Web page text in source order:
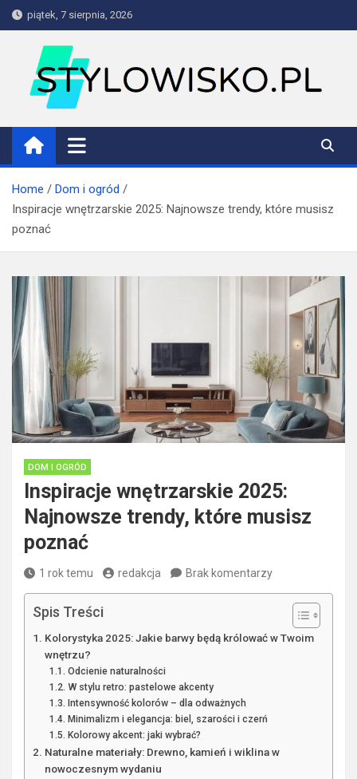
Skip
to
piątek, 7 sierpnia, 2026
stylowisko.pl
Blog
Home
Dom i ogród
Inspiracje wnętrzarskie 2025: Najnowsze trendy, które musisz
poznać
DOM I OGRÓD
Inspiracje wnętrzarskie 2025:
Najnowsze trendy, które musisz
poznać
1 rok temu redakcja Brak komentarzy
Spis Treści
Kolorystyka 2025: Jakie barwy będą królować w Twoim
wnętrzu?
Odcienie naturalności
W stylu retro: pastelowe akcenty
Intensywność kolorów – dla odważnych
Minimalizm i elegancja: biel, szarości i czerń
Kolorowy akcent: jaki wybrać?
Naturalne materiały: Drewno, kamień i wiklina w
nowoczesnym wydaniu